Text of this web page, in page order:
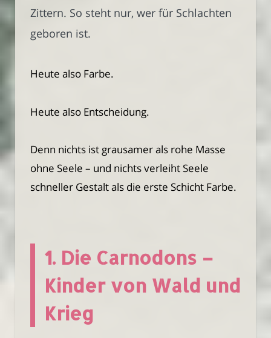
Zittern. So steht nur, wer für Schlachten
geboren ist.
Heute also Farbe.
Heute also Entscheidung.
Denn nichts ist grausamer als rohe Masse
ohne Seele – und nichts verleiht Seele
schneller Gestalt als die erste Schicht Farbe.
1. Die Carnodons –
Kinder von Wald und
Krieg